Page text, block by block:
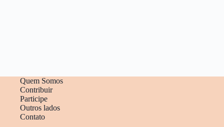
Quem Somos
Contribuir
Participe
Outros lados
Contato